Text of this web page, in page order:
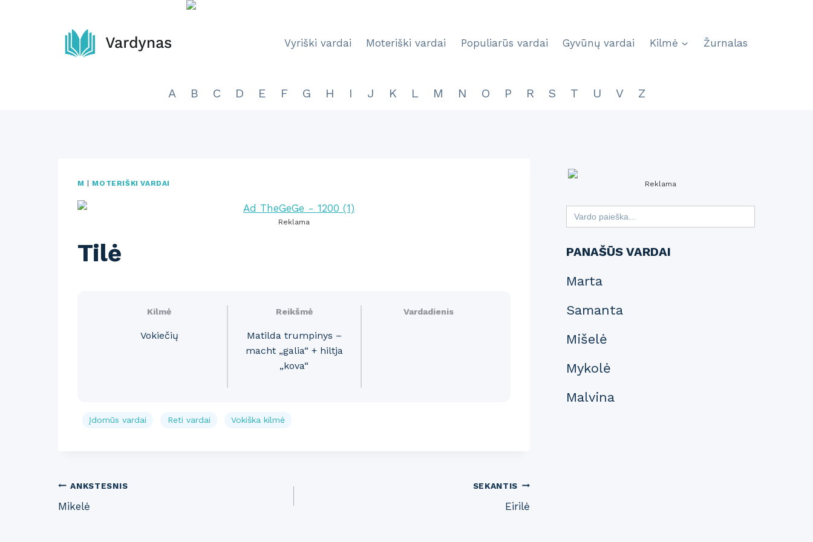
Vyriški vardai Moteriški vardai Populiarūs vardai Gyvūnų vardai Kilmė Žurnalas
A B C D E F G H I J K L M N O P R S T U V Z
M MOTERIŠKI VARDAI
Reklama
Tilė
Kilmė
Vokiečių
Reikšmė
Matilda trumpinys –
macht „galia“ + hiltja
„kova“
Vardadienis
Įdomūs vardai Reti vardai Vokiška kilmė
Post
navigation
ANKSTESNIS
Mikelė
SEKANTIS
Eirilė
Reklama
Search
for:
PANAŠŪS VARDAI
Marta
Samanta
Mišelė
Mykolė
Malvina